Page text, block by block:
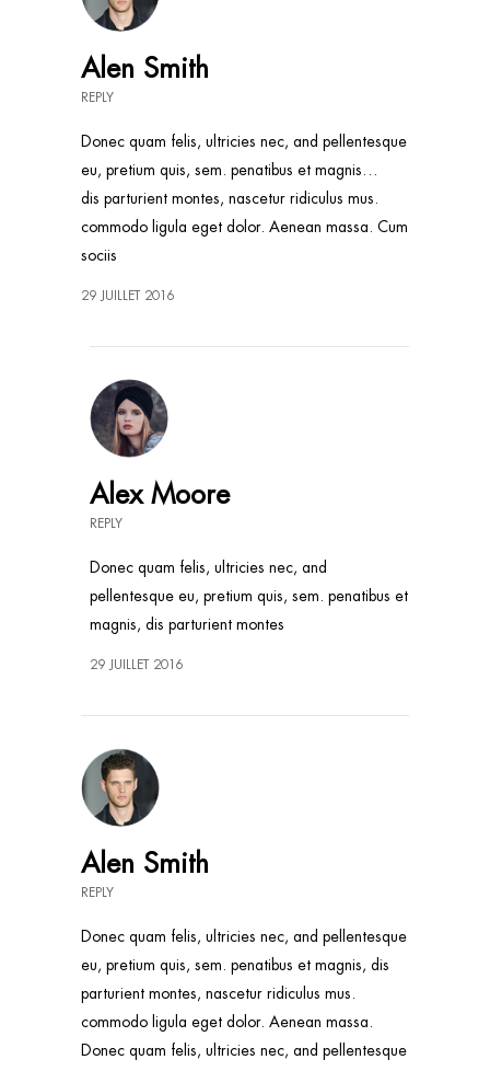
Alen Smith
REPLY
Donec quam felis, ultricies nec, and pellentesque
eu, pretium quis, sem. penatibus et magnis…
dis parturient montes, nascetur ridiculus mus.
commodo ligula eget dolor. Aenean massa. Cum
sociis
29 JUILLET 2016
Alex Moore
REPLY
Donec quam felis, ultricies nec, and
pellentesque eu, pretium quis, sem. penatibus et
magnis, dis parturient montes
29 JUILLET 2016
Alen Smith
REPLY
Donec quam felis, ultricies nec, and pellentesque
eu, pretium quis, sem. penatibus et magnis, dis
parturient montes, nascetur ridiculus mus.
commodo ligula eget dolor. Aenean massa.
Donec quam felis, ultricies nec, and pellentesque